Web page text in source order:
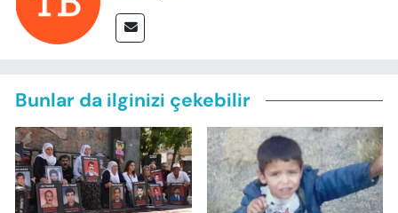
Bunlar da ilginizi çekebilir